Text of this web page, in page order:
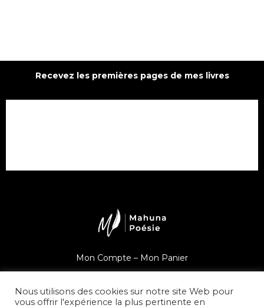
Recevez les premières pages de mes livres
Mon Compte – Mon Panier
Nous utilisons des cookies sur notre site Web pour
vous offrir l'expérience la plus pertinente en